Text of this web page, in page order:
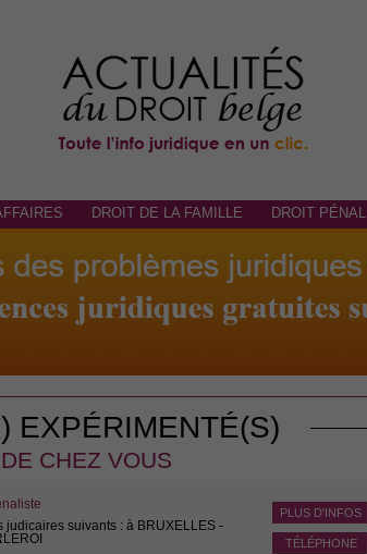
DROIT DE LA FAMILLE DROIT PÉNAL
EXPÉRIMENTÉ(S)
CHEZ VOUS
PLUS D'INFOS
TÉLÉPHONE
suivants : à BRUXELLES -